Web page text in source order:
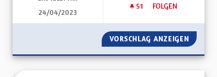
24/04/2023
51 51 FOLLOWER
FOLGEN
ALSACE ET
VORSCHLAG ANZEIGEN